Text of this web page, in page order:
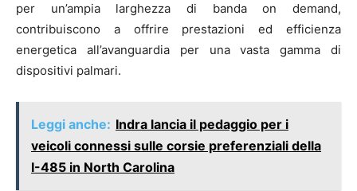
per un’ampia larghezza di banda on demand,
contribuiscono a offrire prestazioni ed efficienza
energetica all’avanguardia per una vasta gamma di
dispositivi palmari.
Leggi anche: Indra lancia il pedaggio per i
veicoli connessi sulle corsie preferenziali della
I-485 in North Carolina